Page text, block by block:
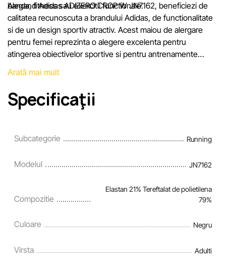
banda, fitness sau exercitii functionale.
Alegand Adidas ADIZERO CROP W JN7162, beneficiezi de
calitatea recunoscuta a brandului Adidas, de functionalitate
si de un design sportiv atractiv. Acest maiou de alergare
pentru femei reprezinta o alegere excelenta pentru
atingerea obiectivelor sportive si pentru antrenamente
Arată mai mult
Specificaţii
Subcategorie Running
Modelul JN7162
Compozitie
Elastan 21% Tereftalat de polietilena
79%
Culoare Negru
Virsta Adulti